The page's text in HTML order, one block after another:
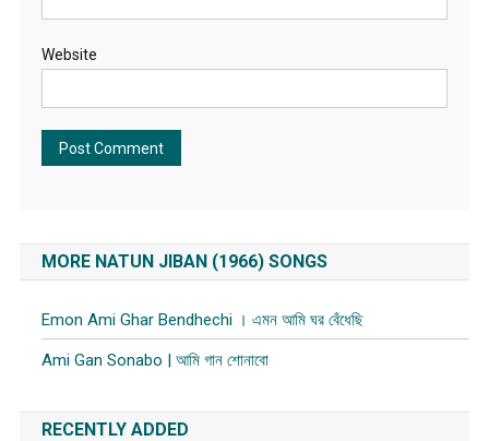
Website
MORE NATUN JIBAN (1966) SONGS
Emon Ami Ghar Bendhechi । এমন আমি ঘর বেঁধেছি
Ami Gan Sonabo | আমি গান শোনাবো
RECENTLY ADDED